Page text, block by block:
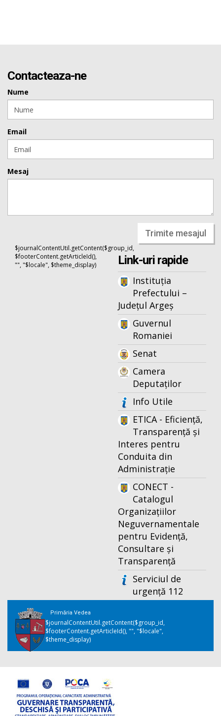
Contacteaza-ne
Nume
Email
Mesaj
Trimite mesajul
$journalContentUtil.getContent($group_id,
$footerContent.getArticleId(),
"", "$locale", $theme_display)
Link-uri rapide
Instituția
Prefectului –
Județul Argeș
Guvernul
Romaniei
Senat
Camera
Deputaților
Info Utile
ETICA - Eficiență,
Transparență și
Interes pentru
Conduita din
Administrație
CONECT -
Catalogul
Organizațiilor
Neguvernamentale
pentru Evidență,
Consultare și
Transparență
Serviciul de
urgență 112
Primăria Vedea
$journalContentUtil.getContent($group_id,
$footerContent.getArticleId(), "", "$locale",
$theme_display)